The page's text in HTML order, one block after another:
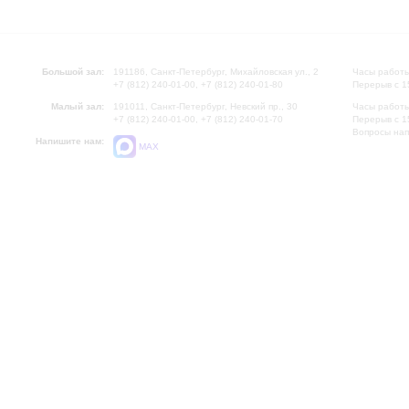
Большой зал:
191186, Санкт-Петербург, Михайловская ул., 2
+7 (812) 240-01-00, +7 (812) 240-01-80
Малый зал:
191011, Санкт-Петербург, Невский пр., 30
+7 (812) 240-01-00, +7 (812) 240-01-70
Напишите нам:
MAX
Часы
Перерыв с
Часы
Перерыв с
Вопросы